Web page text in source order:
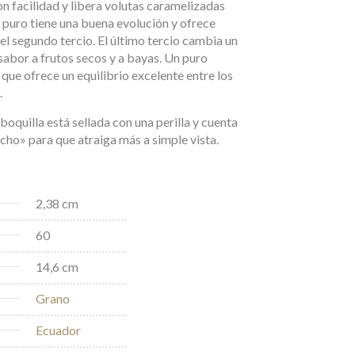
facilidad y libera volutas caramelizadas
tiene una buena evolución y ofrece
segundo tercio. El último tercio cambia un
a frutos secos y a bayas. Un puro
ofrece un equilibrio excelente entre los
está sellada con una perilla y cuenta
para que atraiga más a simple vista.
2,38 cm
60
14,6 cm
Grano
Ecuador